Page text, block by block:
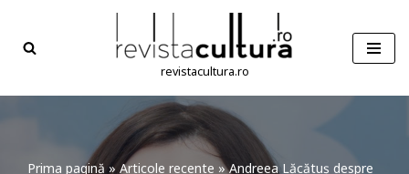
Sari
conținut
revistacultura.ro
Prima pagină» Articole recente »Andreea Lăcătuș despre